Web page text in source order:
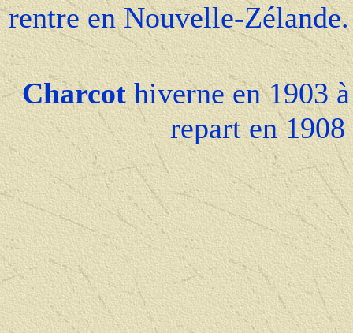
rentre en Nouvelle-Zélande.
Charcothiverne en 1903
repart en